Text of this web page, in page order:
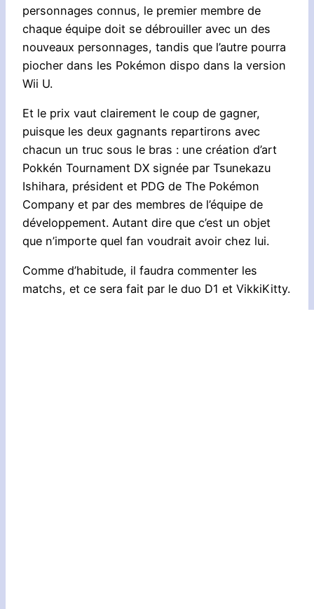
personnages connus, le premier membre de
chaque équipe doit se débrouiller avec un des
nouveaux personnages, tandis que l’autre pourra
piocher dans les Pokémon dispo dans la version
Wii U.
Et le prix vaut clairement le coup de gagner,
puisque les deux gagnants repartirons avec
chacun un truc sous le bras : une création d’art
Pokkén Tournament DX signée par Tsunekazu
Ishihara, président et PDG de The Pokémon
Company et par des membres de l’équipe de
développement. Autant dire que c’est un objet
que n’importe quel fan voudrait avoir chez lui.
Comme d’habitude, il faudra commenter les
matchs, et ce sera fait par le duo D1 et VikkiKitty.